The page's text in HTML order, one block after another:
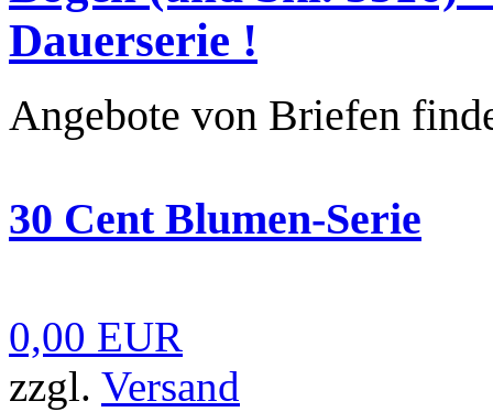
Dauerserie !
Angebote von Briefen
30 Cent Blumen-Serie
0,00 EUR
zzgl. Versand